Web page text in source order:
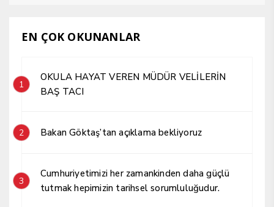
EN ÇOK OKUNANLAR
1
OKULA HAYAT VEREN MÜDÜR VELİLERİN
BAŞ TACI
2 Bakan Göktaş’tan açıklama bekliyoruz
3
Cumhuriyetimizi her zamankinden daha güçlü
tutmak hepimizin tarihsel sorumluluğudur.